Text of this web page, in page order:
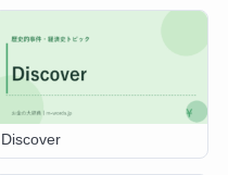
Discover